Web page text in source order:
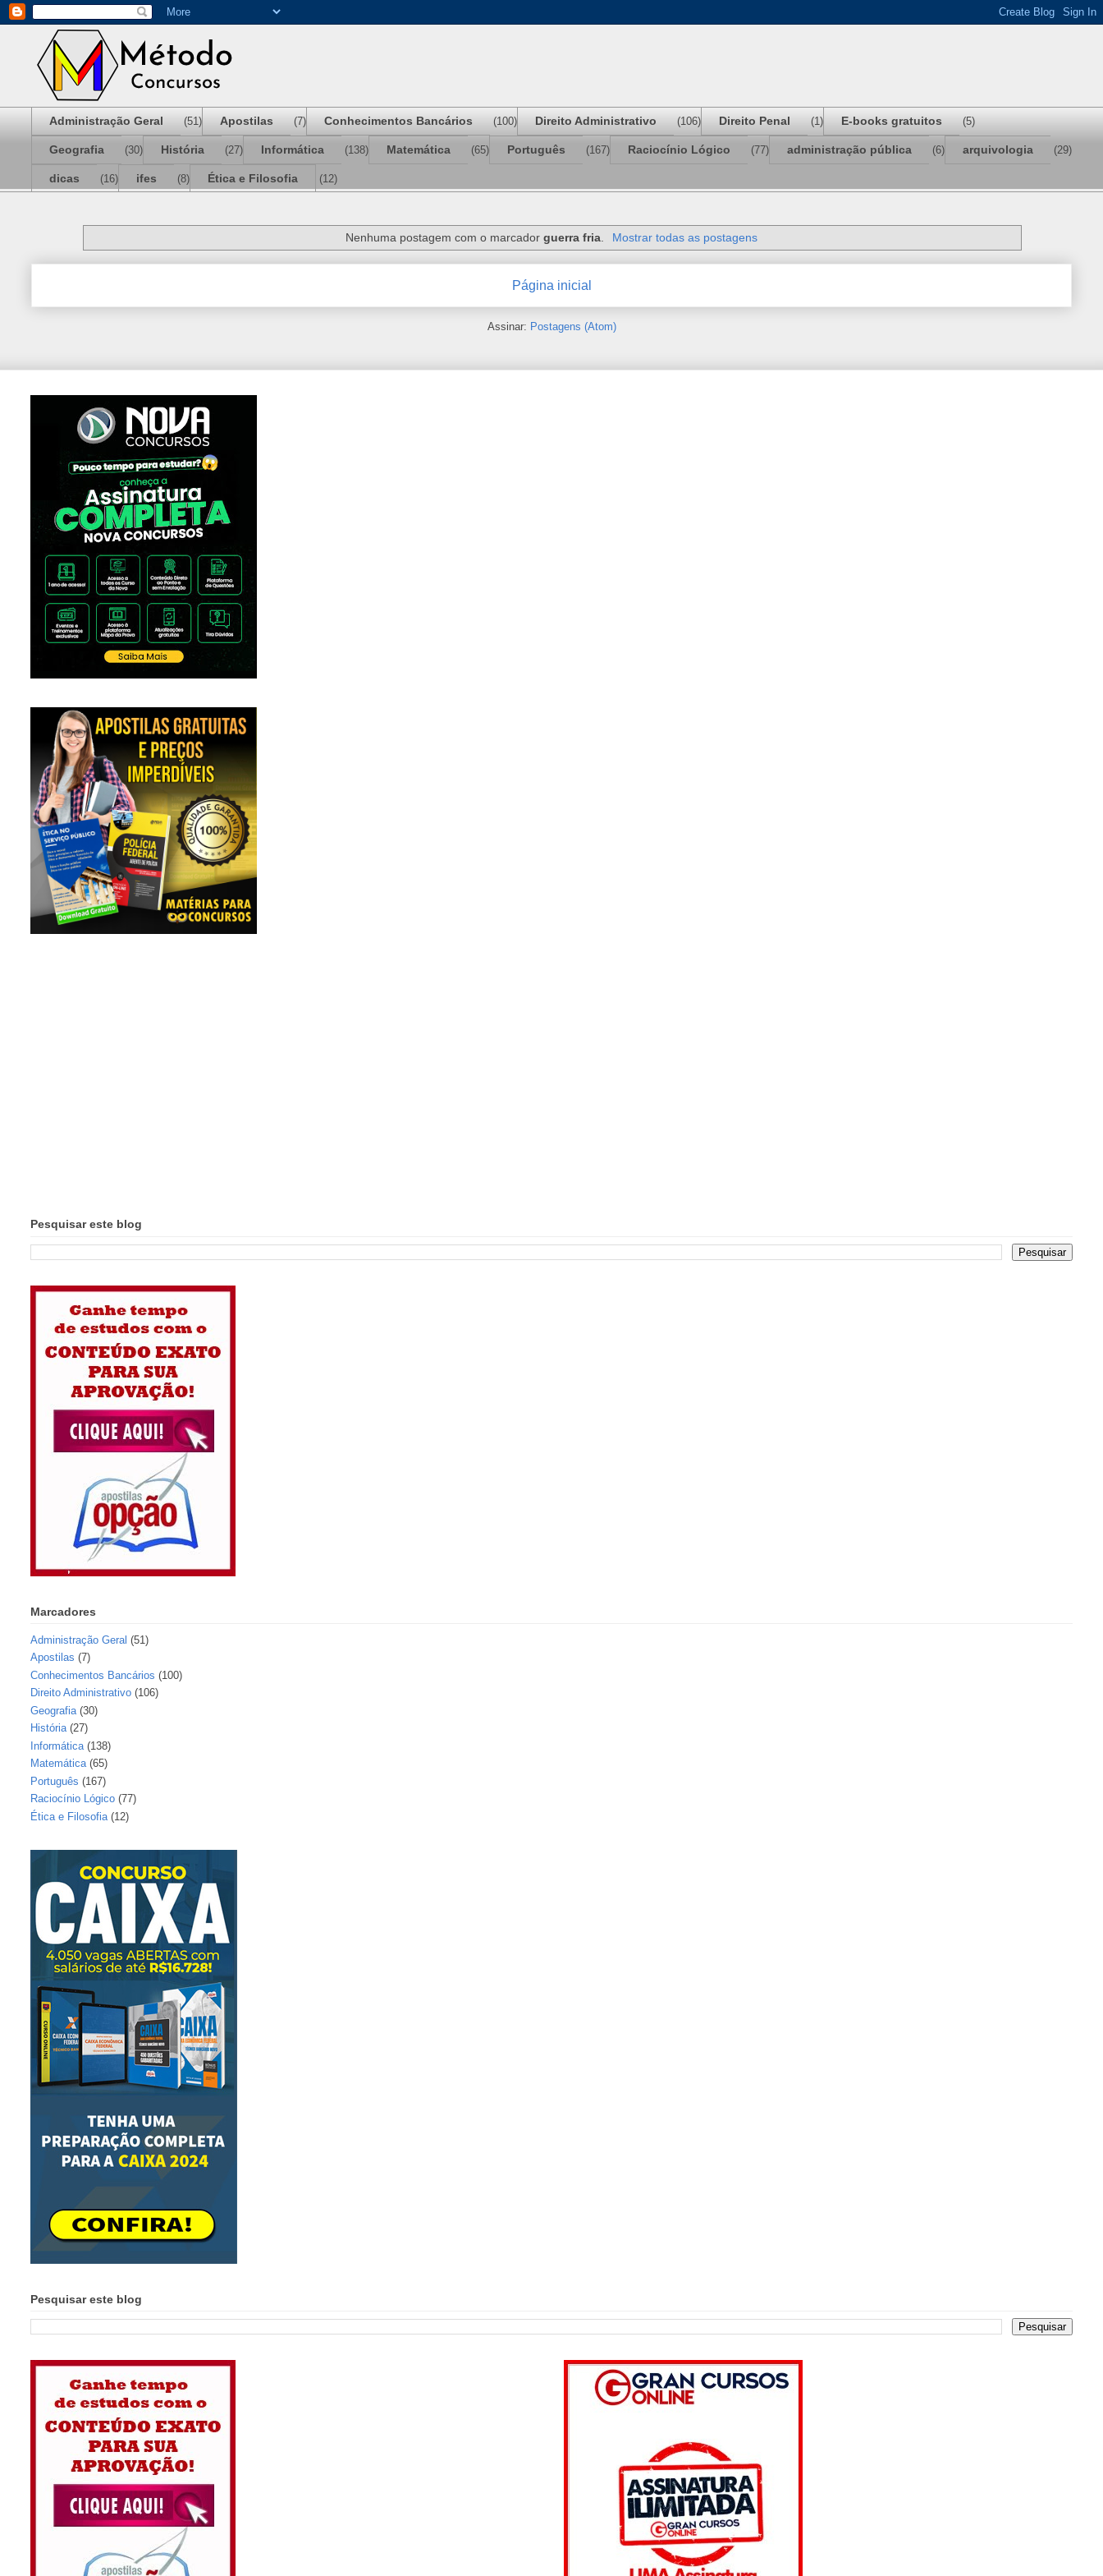
Administração Geral (51) Apostilas (7) Conhecimentos Bancários (100) Direito Administrativo (106) Direito Penal (1) E-books gratuitos (5)
Geografia (30) História (27) Informática (138) Matemática (65) Português (167) Raciocínio Lógico (77) administração pública (6) arquivologia (29)
dicas (16) ifes (8) Ética e Filosofia (12)
Nenhuma postagem com o marcadorguerra fria Mostrar todas as postagens
Página inicial
Assinar: Postagens (Atom)
Pesquisar este blog
Marcadores
Administração Geral (51)
Apostilas (7)
Conhecimentos Bancários (100)
Direito Administrativo (106)
Geografia (30)
História (27)
Informática (138)
Matemática (65)
Português (167)
Raciocínio Lógico (77)
Ética e Filosofia (12)
Pesquisar este blog